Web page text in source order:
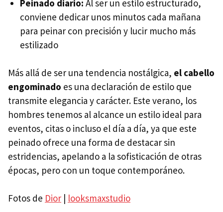
Peinado diario: Al ser un estilo estructurado,
conviene dedicar unos minutos cada mañana
para peinar con precisión y lucir mucho más
estilizado
Más allá de ser una tendencia nostálgica, el cabello
engominado es una declaración de estilo que
transmite elegancia y carácter. Este verano, los
hombres tenemos al alcance un estilo ideal para
eventos, citas o incluso el día a día, ya que este
peinado ofrece una forma de destacar sin
estridencias, apelando a la sofisticación de otras
épocas, pero con un toque contemporáneo.
Fotos de Dior | looksmaxstudio